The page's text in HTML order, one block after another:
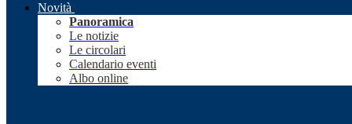
Novità
Panoramica
Le notizie
Le circolari
Calendario eventi
Albo online